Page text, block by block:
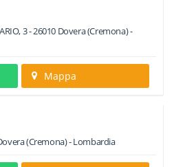
3-26010 Dovera(Cremona) -
Mappa
(Cremona) -Lombardia